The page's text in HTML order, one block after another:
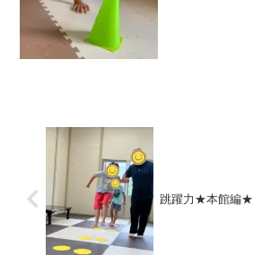
跳躍力★本館編★